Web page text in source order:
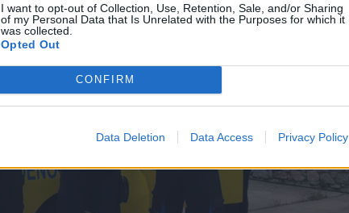
I want to opt-out of Collection, Use, Retention, Sale, and/or Sharing
of my Personal Data that Is Unrelated with the Purposes for which it
was collected.
Opted Out
CONFIRM
Data Deletion Data Access Privacy Policy